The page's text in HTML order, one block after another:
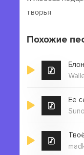
творья
Похожие
Ее